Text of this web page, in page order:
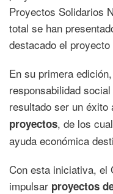
Proyectos Solidarios
total se han
destacado el
En su primera
responsabilidad
resultado ser un
proyectos, de los
ayuda económica
Con esta iniciativa, el
impulsar proyectos